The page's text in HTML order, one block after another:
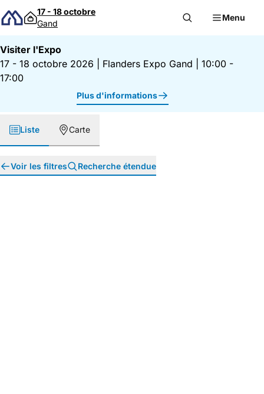
Passer au contenu
17 - 18 octobre
Gand
Menu
Visiter l'Expo
17 - 18 octobre 2026
Flanders Expo Gand
10:00 -
17:00
Plus d'informations
Liste Carte
Voir les filtres Recherche étendue